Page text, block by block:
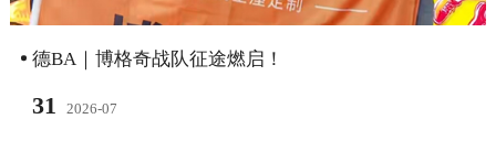
德BA｜博格奇战队征途燃启！
31 2026-07